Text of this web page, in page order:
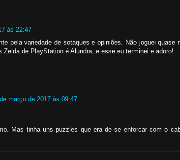
às 22:47
pela variedade de sotaques e opiniões. Não joguei quase
Zelda de PlayStation é Alundra, e esse eu terminei e adoro!
março de 2017 às 09:47
Mas tinha uns puzzles que era de se enforcar com o